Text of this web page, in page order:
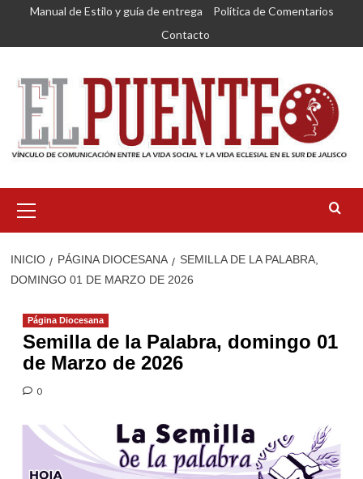
Saltar
contenido
Manual de Estilo y guía de entrega
Política de Comentarios
Contacto
primario
INICIO PÁGINA DIOCESANA
SEMILLA DE LA PALABRA,
DOMINGO 01 DE MARZO DE 2026
Página Diocesana
Semilla de la Palabra, domingo 01
de Marzo de 2026
0